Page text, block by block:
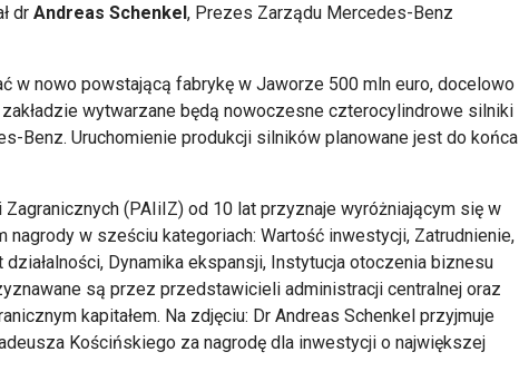
dr Andreas Schenkel, Prezes Zarządu Mercedes-Benz
w nowo powstającą fabrykę w Jaworze 500 mln euro, docelowo
wytwarzane będą nowoczesne czterocylindrowe silniki
Benz. Uruchomienie produkcji silników planowane jest do końca
(PAIiIZ) od 10 lat przyznaje wyróżniającym się w
w sześciu kategoriach: Wartość inwestycji, Zatrudnienie,
działalności, Dynamika ekspansji, Instytucja otoczenia biznesu
są przez przedstawicieli administracji centralnej oraz
kapitałem. Na zdjęciu: Dr Andreas Schenkel przyjmuje
Kościńskiego za nagrodę dla inwestycji o największej